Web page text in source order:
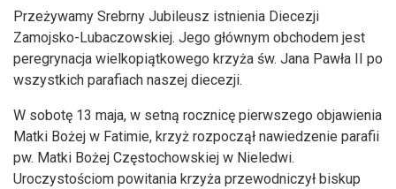
Przeżywamy Srebrny Jubileusz istnienia Diecezji
Zamojsko-Lubaczowskiej. Jego głównym obchodem jest
peregrynacja wielkopiątkowego krzyża św. Jana Pawła II po
wszystkich parafiach naszej diecezji.
W sobotę 13 maja, w setną rocznicę pierwszego objawienia
Matki Bożej w Fatimie, krzyż rozpoczął nawiedzenie parafii
pw. Matki Bożej Częstochowskiej w Nieledwi.
Uroczystościom powitania krzyża przewodniczył biskup